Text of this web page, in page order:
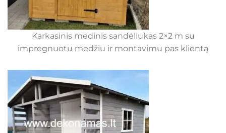
Karkasinis medinis sandėliukas 2×2 m su
impregnuotu medžiu ir montavimu pas klientą